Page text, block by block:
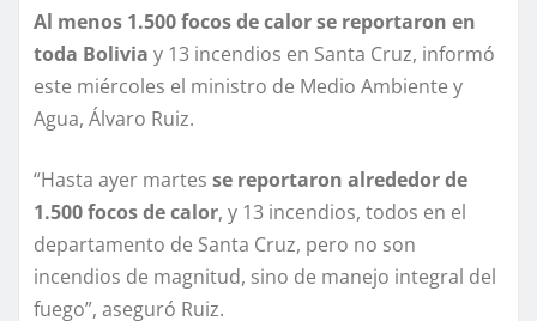
Al menos 1.500 focos de calor se reportaron en
toda Bolivia y 13 incendios en Santa Cruz, informó
este miércoles el ministro de Medio Ambiente y
Agua, Álvaro Ruiz.
“Hasta ayer martes se reportaron alrededor de
1.500 focos de calor, y 13 incendios, todos en el
departamento de Santa Cruz, pero no son
incendios de magnitud, sino de manejo integral del
fuego”, aseguró Ruiz.